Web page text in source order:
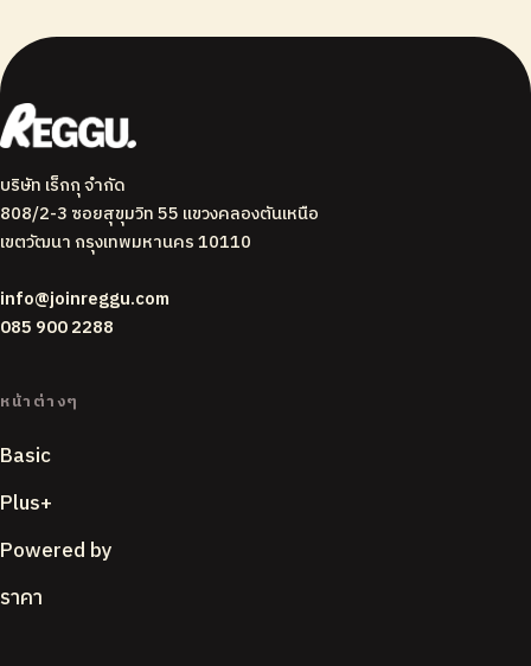
บริษัท เร็กกุ จำกัด
808/2-3 ซอยสุขุมวิท 55 แขวงคลองตันเหนือ
เขตวัฒนา กรุงเทพมหานคร 10110
info@joinreggu.com
085 900 2288
หน้าต่างๆ
Basic
Plus+
Powered by
ราคา